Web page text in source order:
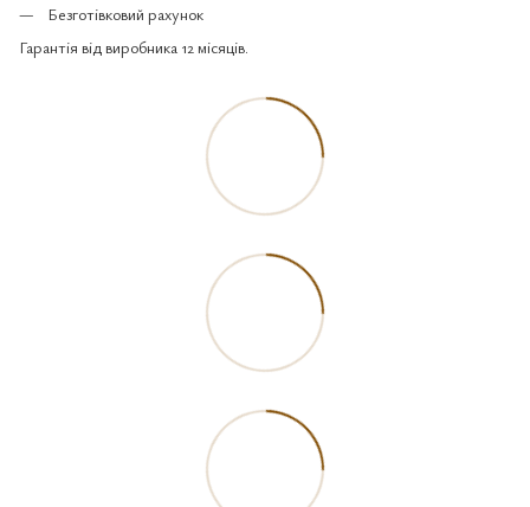
Безготівковий рахунок
Гарантія від виробника 12 місяців.